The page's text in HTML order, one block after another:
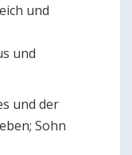
und
und
und der
Sohn